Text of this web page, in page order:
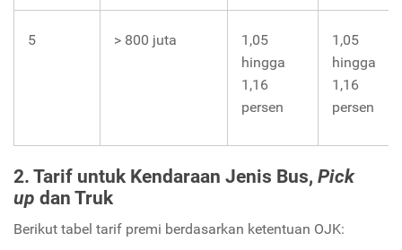
5 > 800 juta
1,05
hingga
1,16
persen
1,05
hingga
1,16
persen
2. Tarif untuk Kendaraan Jenis Bus, Pick
up dan Truk
Berikut tabel tarif premi berdasarkan ketentuan OJK: